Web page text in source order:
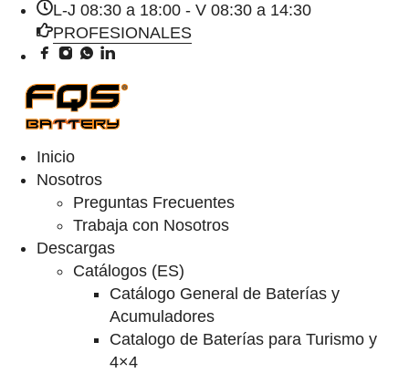
L-J 08:30 a 18:00 - V 08:30 a 14:30
PROFESIONALES
Inicio
Nosotros
Preguntas Frecuentes
Trabaja con Nosotros
Descargas
Catálogos (ES)
Catálogo General de Baterías y
Acumuladores
Catalogo de Baterías para Turismo y
4×4